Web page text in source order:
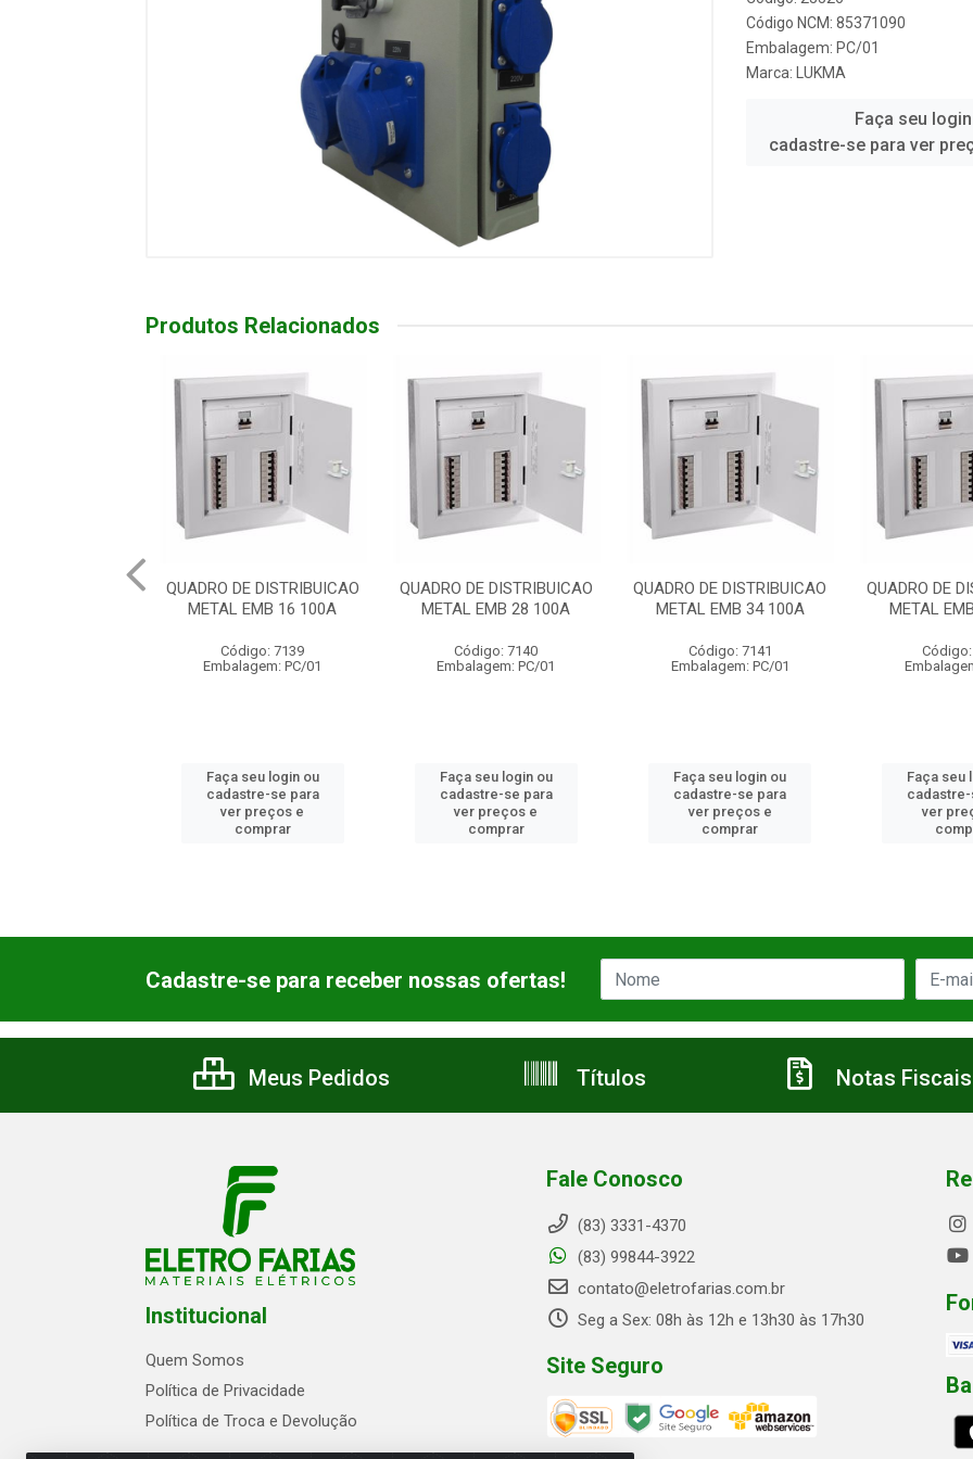
Código NCM: 85371090
Embalagem: PC/01
Marca:
LUKMA
Faça seu
cadastre-se para ver
Produtos Relacionados
QUADRO DE DISTRIBUICAO
METAL EMB 16 100A
Código: 7139
Embalagem: PC/01
Faça seu login ou
cadastre-se para
ver preços e
comprar
QUADRO DE DISTRIBUICAO
METAL EMB 28 100A
Código: 7140
Embalagem: PC/01
Faça seu login ou
cadastre-se para
ver preços e
comprar
QUADRO DE DISTRIBUICAO
METAL EMB 34 100A
Código: 7141
Embalagem: PC/01
Faça seu login ou
cadastre-se para
ver preços e
comprar
QUADRO DE
METAL
Faça seu
ver
Cadastre-se para receber nossas ofertas!
Meus Pedidos Títulos Notas Fiscais
Institucional
Quem Somos
Política de Privacidade
Política de Troca e Devolução
Fale Conosco
(83) 3331-4370
(83) 99844-3922
contato@eletrofarias.com.br
Seg a Sex: 08h às 12h e 13h30 às 17h30
Site Seguro